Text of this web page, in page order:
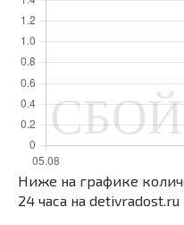
Ниже на графике
24 часа на detivradost.ru